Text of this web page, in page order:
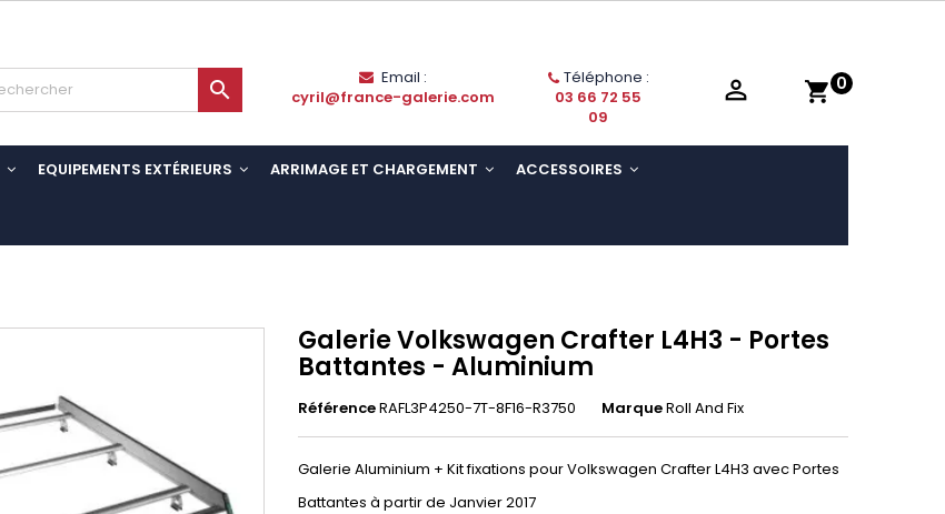
shopping_cart 0

Email :
cyril@france-galerie.com
Téléphone :
03 66 72 55
09

EQUIPEMENTS EXTÉRIEURS ARRIMAGE ET CHARGEMENT ACCESSOIRES
Galerie Volkswagen Crafter L4H3 - Portes
Battantes - Aluminium
RéférenceRAFL3P4250-7T-8F16-R3750 MarqueRoll And Fix
Galerie Aluminium + Kit fixations pour Volkswagen Crafter L4H3 avec Portes
Battantes à partir de Janvier 2017